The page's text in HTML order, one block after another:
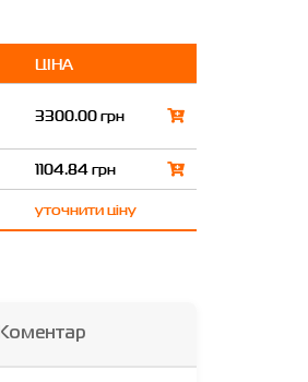
ЦІНА
3300.00 грн
1104.84 грн
уточнити ціну
Коментар